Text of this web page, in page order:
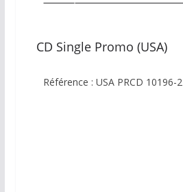
CD Single Promo (USA)
Référence : USA PRCD 10196-2